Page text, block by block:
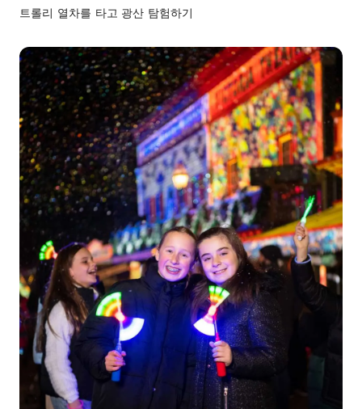
트롤리 열차를 타고 광산 탐험하기